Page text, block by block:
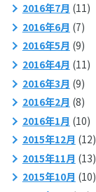
2016年7月 (11)
2016年6月 (7)
2016年5月 (9)
2016年4月 (11)
2016年3月 (9)
2016年2月 (8)
2016年1月 (10)
2015年12月 (12)
2015年11月 (13)
2015年10月 (10)